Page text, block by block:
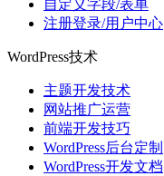
自定义字段/表单
注册登录/用户中心
WordPress技术
主题开发技术
网站推广运营
前端开发技巧
WordPress后台定制
WordPress开发文档